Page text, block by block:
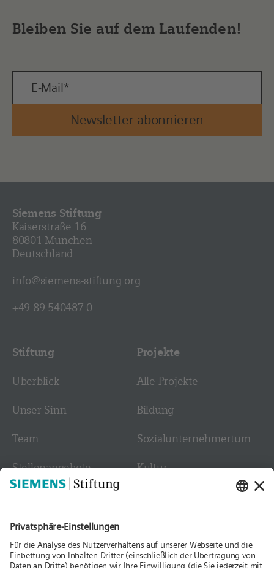
Bleiben Sie auf dem Laufenden!
Newsletter abonnieren
Siemens Stiftung
Kaiserstraße 16
80801 München
Deutschland
info@siemens-stiftung.org
+49 89 540487 0
Stiftung
Überblick
Unser Sinn
Team
Stellen­angebote
Projekte
Alle Projekte
Bildung
Sozial­­unternehmer­tum
Kultur
Medien Folgen Sie uns